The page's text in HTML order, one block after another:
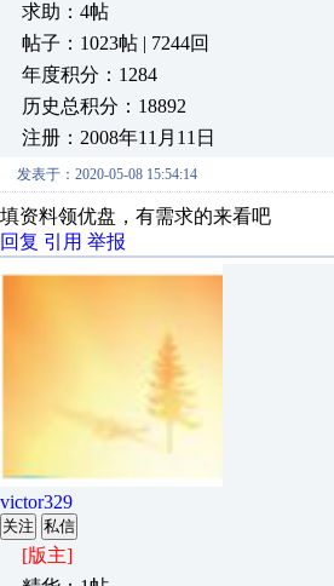
求助：4帖
帖子：1023帖 | 7244回
年度积分：1284
历史总积分：18892
注册：2008年11月11日
发表于：2020-05-08 15:54:14
填资料领优盘，有需求的来看吧
回复 引用 举报
victor329
关注 私信
[版主]